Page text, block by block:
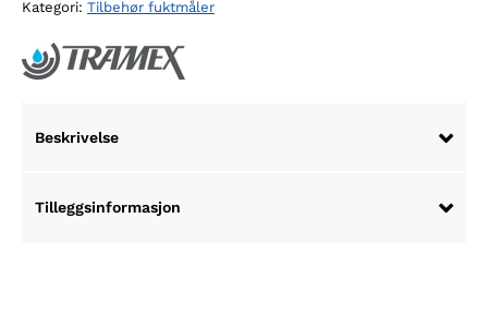
1
stk
antall
Kategori: Tilbehør fuktmåler
Beskrivelse
Tilleggsinformasjon